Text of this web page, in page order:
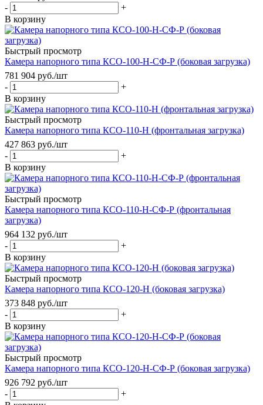
-
+
В корзину
Быстрый просмотр
Камера напорного типа КСО-100-Н-СФ-Р (боковая загрузка)
781 904 руб./шт
-
+
В корзину
Быстрый просмотр
Камера напорного типа КСО-110-Н (фронтальная загрузка)
427 863 руб./шт
-
+
В корзину
Быстрый просмотр
Камера напорного типа КСО-110-Н-СФ-Р (фронтальная
загрузка)
964 132 руб./шт
-
+
В корзину
Быстрый просмотр
Камера напорного типа КСО-120-Н (боковая загрузка)
373 848 руб./шт
-
+
В корзину
Быстрый просмотр
Камера напорного типа КСО-120-Н-СФ-Р (боковая загрузка)
926 792 руб./шт
-
+